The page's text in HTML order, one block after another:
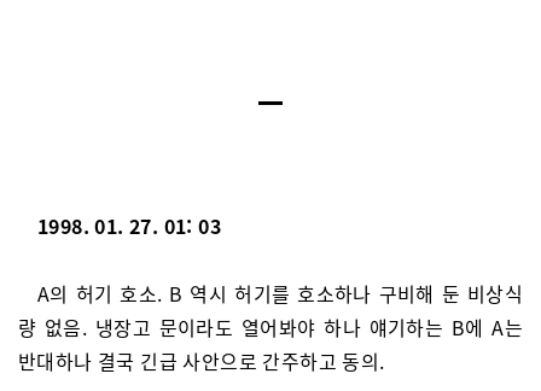
1998. 01. 27. 01: 03
A의 허기 호소. B 역시 허기를 호소하나 구비해 둔 비상식
량 없음. 냉장고 문이라도 열어봐야 하나 얘기하는 B에 A는
반대하나 결국 긴급 사안으로 간주하고 동의.